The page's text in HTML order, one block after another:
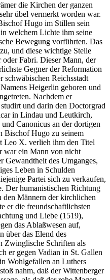
die Kirchen der ganzen
übel vermerkt worden war.
Hugo im Stillen sein
welchem Lichte ihm seine
Bewegung vorführten. Das
und diese wichtige Stelle
oder Fabri. Dieser Mann, der
Gegner der Reformation
Reichsstadt
Heigerlin geboren und
Nachdem er
und darin den Doctorgrad
in Lindau und Leutkirch,
Canonicus an der dortigen
Bischof Hugo zu seinem
Leo X. verlieh ihm den Titel
war ein Mann von nicht
Gewandtheit des Umganges,
Leben in Schulden
Partei sich zu verkaufen,
Der humanistischen Richtung
den Männern der kirchlichen
er die freundschaftlichsten
und Liebe (1519),
das Ablaßwesen auf,
über das Elend des
Zwinglische Schriften als
er gegen Vadian in St. Gallen
Wohlgefallen an Luthers
nahm, daß der Wittenberger